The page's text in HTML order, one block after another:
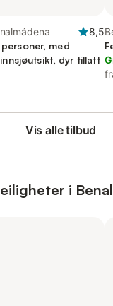
8,5
med
dyr tillatt
Vis alle tilbud
i